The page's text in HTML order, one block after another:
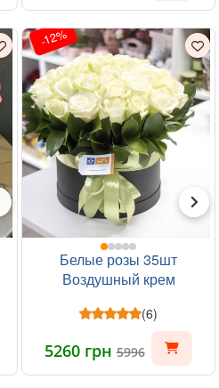
-12%
Белые розы 35шт
Воздушный крем
(6)
5260 грн5996